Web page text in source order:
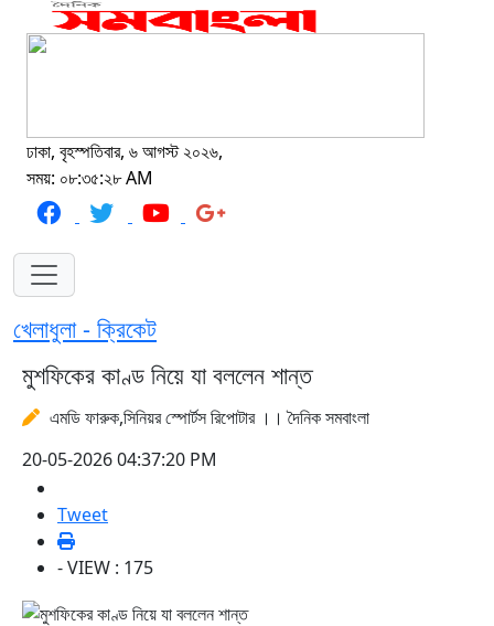
ঢাকা, বৃহস্পতিবার, ৬ আগস্ট ২০২৬,
সময়: ০৮:৩৫:২৮ AM
খেলাধুলা - ক্রিকেট
মুশফিকের কাণ্ড নিয়ে যা বললেন শান্ত
এমডি ফারুক,সিনিয়র স্পোর্টস রিপোটার ।। দৈনিক সমবাংলা
20-05-2026 04:37:20 PM
Tweet
- VIEW : 175